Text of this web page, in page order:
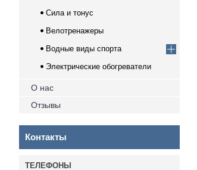
Сила и тонус
Велотренажеры
Водные виды спорта
Электрические обогреватели
О нас
Отзывы
Контакты